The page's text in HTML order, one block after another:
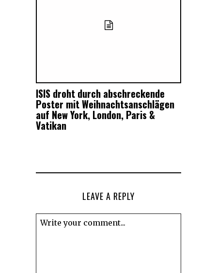
ISIS droht durch abschreckende
Poster mit Weihnachtsanschlägen
auf New York, London, Paris &
Vatikan
LEAVE A REPLY